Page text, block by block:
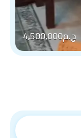
ج.م4,500,000